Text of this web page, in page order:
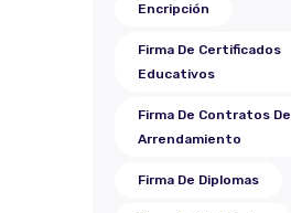
Encripción
Firma De Certificados
Educativos
Firma De Contratos De
Arrendamiento
Firma De Diplomas